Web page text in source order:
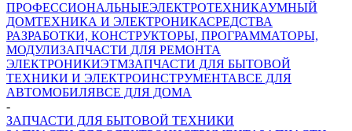
ПРОФЕССИОНАЛЬНЫЕЭЛЕКТРОТЕХНИКАУМНЫЙ
ДОМТЕХНИКА И ЭЛЕКТРОНИКАСРЕДСТВА
РАЗРАБОТКИ, КОНСТРУКТОРЫ, ПРОГРАММАТОРЫ,
МОДУЛИЗАПЧАСТИ ДЛЯ РЕМОНТА
ЭЛЕКТРОНИКИЭТМЗАПЧАСТИ ДЛЯ БЫТОВОЙ
ТЕХНИКИ И ЭЛЕКТРОИНСТРУМЕНТАВСЕ ДЛЯ
АВТОМОБИЛЯВСЕ ДЛЯ ДОМА
-
ЗАПЧАСТИ ДЛЯ БЫТОВОЙ ТЕХНИКИ